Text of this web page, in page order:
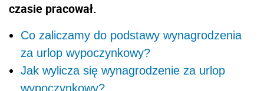
czasie pracował.
Co zaliczamy do podstawy wynagrodzenia
za urlop wypoczynkowy?
Jak wylicza się wynagrodzenie za urlop
wypoczynkowy?